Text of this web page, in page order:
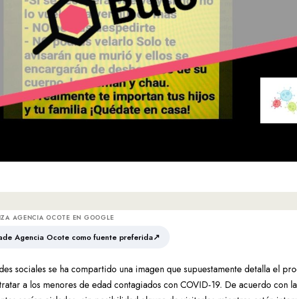
AGENCIA OCOTE EN GOOGLE
Agencia Ocote como fuente preferida↗
sociales se ha compartido una imagen que supuestamente detalla el
a los menores de edad contagiados con COVID-19. De acuerdo con